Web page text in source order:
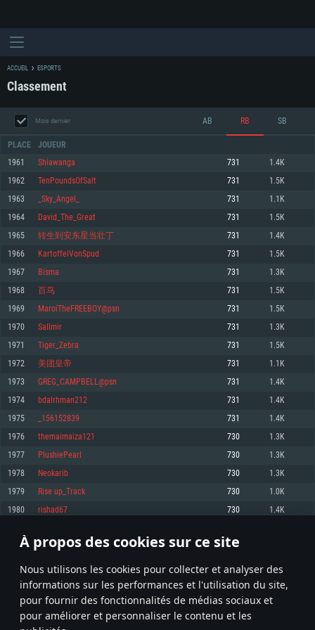
À propos des cookies sur ce site
Nous utilisons les cookies pour collecter et analyser des
informations sur les performances et l'utilisation du site,
pour fournir des fonctionnalités de médias sociaux et
pour améliorer et personnaliser le contenu et les
CONFIGURATION SYSTÈME REQUISE
Minimum
OS: Windows 10 (64 bit)
Processeur: Dual-Core 2.2 GHz
Mémoire: 4 GB
Carte graphique supportant DirectX 11: AMD Radeon 77XX / NVIDIA
GeForce GTX 660. La résolution minimale supportée par le jeu est de 720p
Connection: Connexion Internet à haut débit
Disque dur: 23.1 Go (client minimal)
Recommandée
1060 et plus, Radeon RX 570 et plus.
Disque dur: 75.9 Go (client complet)
Minimum
OS: Mac OS Big Sur 11.0 ou plus récent
Processeur: Core i5, minimum 2.2GHz (Les processeurs Intel Xeon ne sont
pas supportés)
Mémoire: 6 GB
Carte graphique: Intel Iris Pro 5200 (Mac), ou analogue AMD/Nvidia. La
résolution minimale supportée par le jeu est de 720p.
Connection: Connexion Internet à haut débit
Disque dur: 62,2 Go (client minimal)
Recommandée
OS: Mac OS Big Sur 11.0 ou plus récent
Processeur: Core i7 (Les processeurs Intel Xeon ne sont pas supportés)
Mémoire: 8 GB
Carte graphique: Radeon Vega II ou plus avec support de Metal
Disque dur: 62,2 Go (client complet)
Minimum
OS: Les configurations Linux 64 bits les plus modernes
Processeur: Dual-Core 2.4 GHz
Mémoire: 4 GB
Carte graphique: NVIDIA 660 avec les derniers drivers (moins de 6 mois) /
de même pour AMD (La résolution minimale supportée par le jeu est de
720p)
Connection: Connexion Internet à haut débit
Disque dur: 62,2 Go (client minimal)
Recommandée
OS: Ubuntu 20.04 64bit
Processeur: Intel Core i7
Mémoire: 8 GB
Carte graphique: NVIDIA 1060 avec les derniers drivers (moins de 6 mois) /
6 mois et supportant Vulkan
Connection: Connexion Internet à haut débit
Disque dur: 60,2 Go (client complet)
ACCUEIL ESPORTS
Classement
Mois dernier AB RB SB
PLACE JOUEUR
1961 Shiawanga 731 1.4K
1962 TenPoundsOfSalt 731 1.5K
1963 _Sky_Angel_ 731 1.1K
1964 David_The_Great 731 1.5K
1965 转生到安东星当壮丁 731 1.4K
1966 KartoffelVonSpud 731 1.5K
1967 Bisma 731 1.3K
1968 百鸟 731 1.5K
1969 MaroiTheFREEBOY@psn 731 1.5K
1970 SaIlmir 731 1.3K
1971 Tiger_Zebra 731 1.5K
1972 美团皇帝 731 1.1K
1973 GREG_CAMPBELL@psn 731 1.4K
1974 bdalrhman212 731 1.4K
1975 _156152839 731 1.4K
1976 themaimaiza121 730 1.3K
1977 PlushiePearl 730 1.3K
1978 Neokarib 730 1.3K
1979 Rise up_Track 730 1.0K
1980 rishad67 730 1.4K
* Classement mis à jour quotidiennement
98 99 100 199